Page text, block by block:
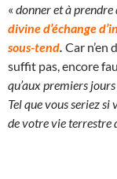
« donner et à prendre
divine d’échange
sous-tend Car n’en
suffit pas, encore
qu’aux premiers
Tel que vous seriez si
de votre vie terrestre